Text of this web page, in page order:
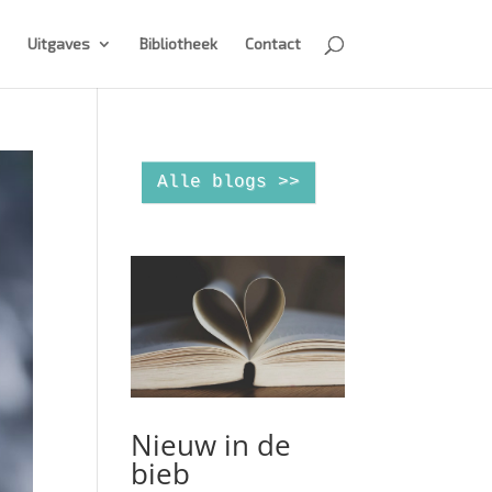
Uitgaves Bibliotheek Contact
Alle blogs >>
Nieuw in de
bieb